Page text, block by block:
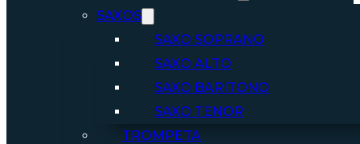
SAXOS
SAXO SOPRANO
SAXO ALTO
SAXO BARITONO
SAXO TENOR
TROMPETA